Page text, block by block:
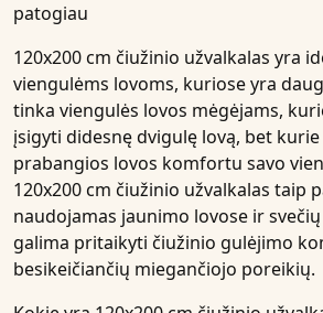
patogiau
120x200 cm čiužinio užvalkalas yra
viengulėms lovoms, kuriose yra
tinka viengulės lovos mėgėjams,
įsigyti didesnę dvigulę lovą, bet
prabangios lovos komfortu savo
120x200 cm čiužinio užvalkalas taip
naudojamas jaunimo lovose ir
galima pritaikyti čiužinio gulėjimo
besikeičiančių miegančiojo poreikių.